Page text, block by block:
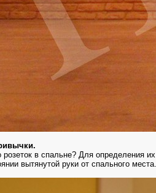
в спальне? Для определения
вытянутой руки от спального места.